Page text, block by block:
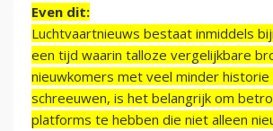
Even dit:
Luchtvaartnieuws bestaat inmiddels
een tijd waarin talloze vergelijkbare
nieuwkomers met veel minder historie
schreeuwen, is het belangrijk om
platforms te hebben die niet alleen